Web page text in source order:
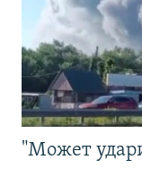
"Может